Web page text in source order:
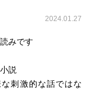
2024.01.27
みです
説
刺激的な話ではな